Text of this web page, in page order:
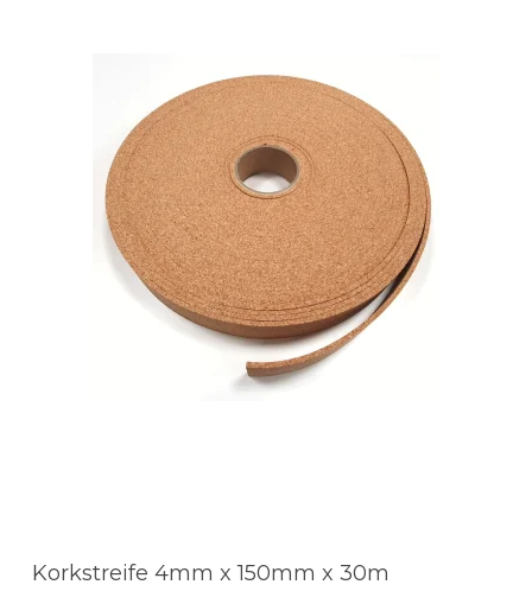
Korkstreife 4mm x 150mm x 30m